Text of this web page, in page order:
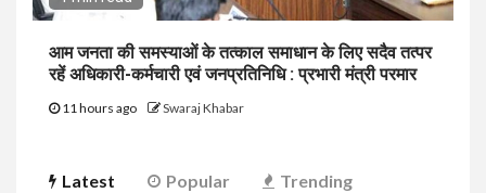
आम जनता की समस्याओं के तत्काल समाधान के लिए सदैव तत्पर
रहें अधिकारी-कर्मचारी एवं जनप्रतिनिधि : प्रभारी मंत्री परमार
11 hours ago Swaraj Khabar
Latest Popular Trending